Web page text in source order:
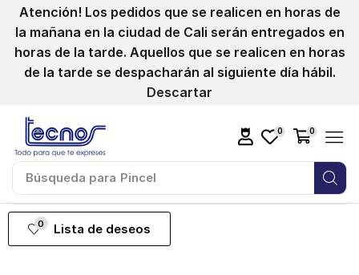
Atención! Los pedidos que se realicen en horas de
la mañana en la ciudad de Cali serán entregados en
horas de la tarde. Aquellos que se realicen en horas
de la tarde se despacharán al siguiente día hábil.
Descartar
Búsqueda para Pincel
0 0
0 Lista de deseos